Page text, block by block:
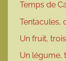
Temps de
Tentacules,
Un fruit,
Un légume,